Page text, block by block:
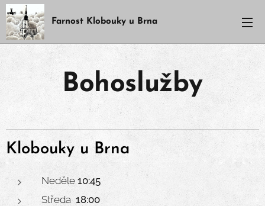
Farnost Klobouky u Brna
Bohoslužby
Kloboukyu Brna
Neděle 10:45
Středa 18:00